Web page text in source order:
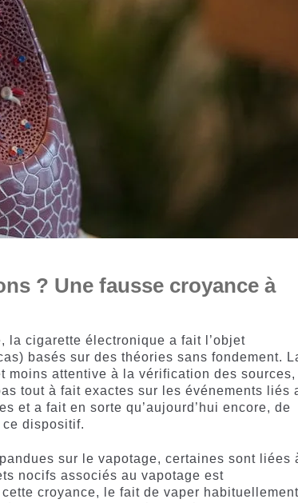
? Une fausse croyance à
la cigarette électronique a fait l’objet
basés sur des théories sans fondement.
moins attentive à la vérification des sources,
tout à fait exactes sur les événements liés
et a fait en sorte qu’aujourd’hui encore, de
ce dispositif.
sur le vapotage, certaines sont liées
nocifs associés au vapotage est
croyance, le fait de vaper habituellement